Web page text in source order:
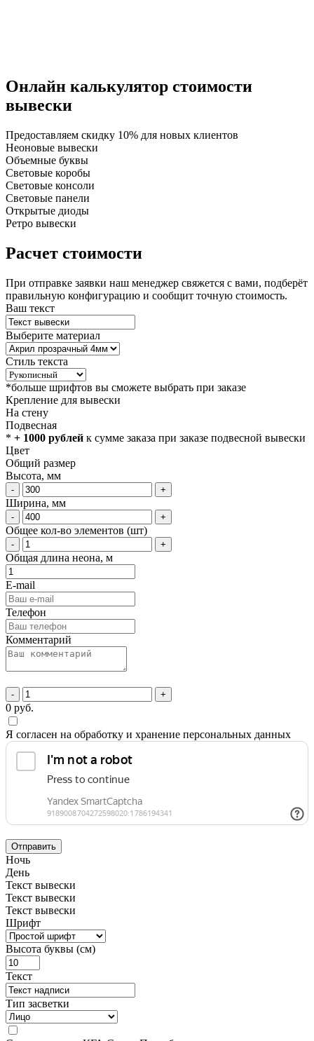
Онлайн калькулятор стоимости
вывески
Предоставляем скидку 10% для новых клиентов
Неоновые вывески
Объемные буквы
Световые коробы
Световые консоли
Световые панели
Открытые диоды
Ретро вывески
Расчет стоимости
При отправке заявки наш менеджер свяжется с вами, подберёт
правильную конфигурацию и сообщит точную стоимость.
Ваш текст
Выберите материал
Стиль текста
*больше шрифтов вы сможете выбрать при заказе
Крепление для вывески
На стену
Подвесная
* + 1000 рублей к сумме заказа при заказе подвесной вывески
Цвет
Общий размер
Высота, мм
- +
Ширина, мм
- +
Общее кол-во элементов (шт)
- +
Общая длина неона, м
E-mail
Телефон
Комментарий
- +
0 руб.
Я согласен на обработку и хранение персональных данных
Отправить
Ночь
День
Текст вывески
Текст вывески
Текст вывески
Шрифт
Высота буквы (см)
Текст
Тип засветки